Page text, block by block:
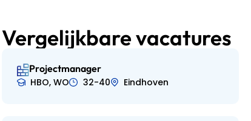
Vergelijkbare vacatures
Projectmanager
HBO, WO
32-40 Eindhoven